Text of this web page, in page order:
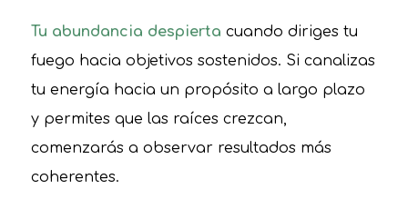
Tu abundancia despierta cuando diriges tu
fuego hacia objetivos sostenidos. Si canalizas
tu energía hacia un propósito a largo plazo
y permites que las raíces crezcan,
comenzarás a observar resultados más
coherentes.